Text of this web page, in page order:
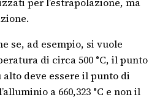
se, ad esempio, si vuole
di circa 500 °C, il punto
deve essere il punto di
a 660,323 °C e non il